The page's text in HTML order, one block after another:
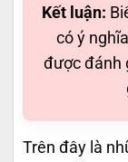
Kết luận:
có ý
được đánh
Trên đây là